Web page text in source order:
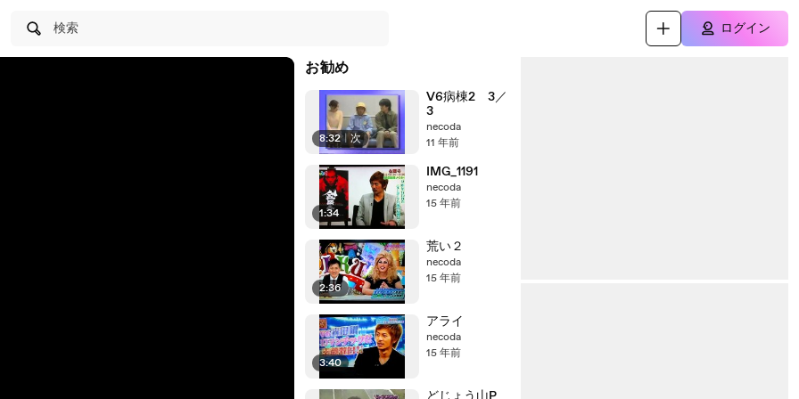
検索 ログイン
お勧め
8:32 | 次
V6病棟2 3／
3
necoda
11 年前
1:34
IMG_1191
necoda
15 年前
2:36
荒い２
necoda
15 年前
3:40
アライ
necoda
15 年前